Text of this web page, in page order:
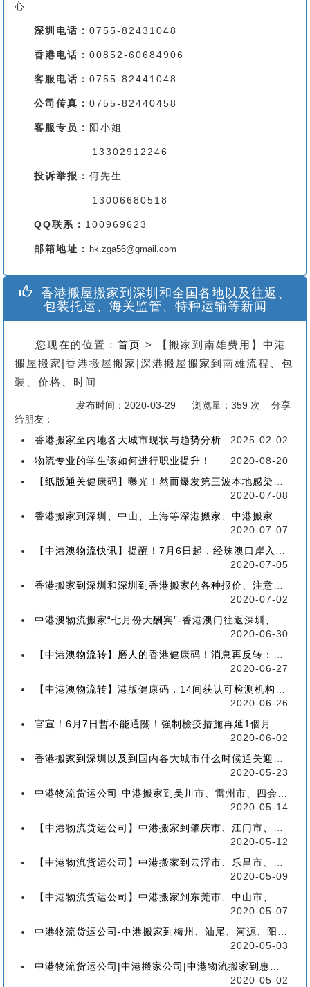
心
深圳电话： 0755-82431048
香港电话： 00852-60684906
客服电话： 0755-82441048
公司传真： 0755-82440458
客服专员： 阳小姐
13302912246
投诉举报： 何先生
13006680518
QQ联系： 100969623
邮箱地址： hk.zga56@gmail.com
香港搬屋搬家到深圳和全国各地以及往返、
包装托运、海关监管、特种运输等新闻
您现在的位置： 首页 > 【搬家到南雄费用】中港
搬屋搬家|香港搬屋搬家|深港搬屋搬家到南雄流程、包
装、价格、时间
发布时间：2020-03-29 浏览量：359 次 分享
给朋友：
香港搬家至内地各大城市现状与趋势分析
2025-02-02
物流专业的学生该如何进行职业提升！
2020-08-20
【纸版通关健康码】曝光！然而爆发第三波本地感染，或再推迟启用！
2020-07-08
香港搬家到深圳、中山、上海等深港搬家、中港搬家的業務範圍、技術保障
2020-07-07
【中港澳物流快讯】提醒！7月6日起，经珠澳口岸入境有新变化！
2020-07-05
香港搬家到深圳和深圳到香港搬家的各种报价、注意事项和派送价格【深港搬家价格查询】
2020-07-02
中港澳物流搬家“七月份大酬宾”-香港澳门往返深圳、珠海、中山、广州等中港澳搬屋搬家
2020-06-30
【中港澳物流转】磨人的香港健康码！消息再反转：或下周一启用！
2020-06-27
【中港澳物流转】港版健康码，14间获认可检测机构确定！
2020-06-26
官宣！6月7日暫不能通關！強制檢疫措施再延1個月！【香港到深圳搬屋搬家又要延长了】
2020-06-02
香港搬家到深圳以及到国内各大城市什么时候通关迎来好消息
2020-05-23
中港物流货运公司-中港搬家到吴川市、雷州市、四会市、台山市收费标准+流程价格
2020-05-14
【中港物流货运公司】中港搬家到肇庆市、江门市、茂名市、惠州市收费标准+流程价格
2020-05-12
【中港物流货运公司】中港搬家到云浮市、乐昌市、南雄市、廉江市收费标准+流程价格
2020-05-09
【中港物流货运公司】中港搬家到东莞市、中山市、潮州市、揭阳市收费标准+流程价格
2020-05-07
中港物流货运公司-中港搬家到梅州、汕尾、河源、阳江、清远的流程、价格和收费标准
2020-05-03
中港物流货运公司|中港搬家公司|中港物流搬家到惠州流程、联运、包装、价格、电话、标准
2020-05-02